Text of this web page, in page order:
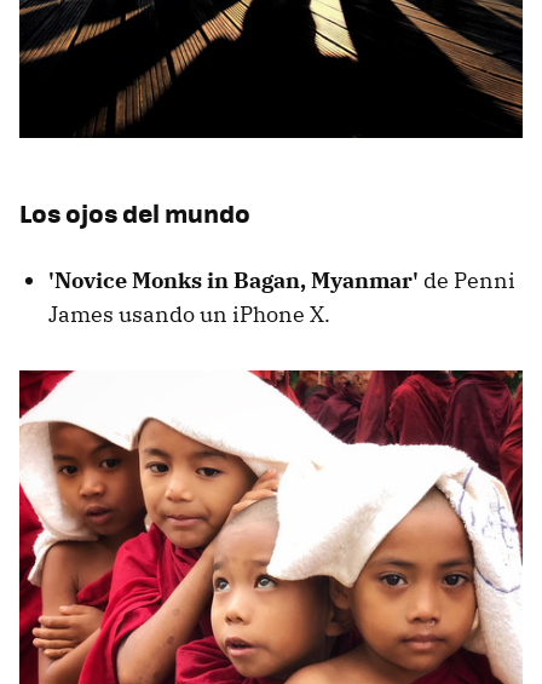
Los ojos del mundo
'Novice Monks in Bagan, Myanmar' de Penni
James usando un iPhone X.